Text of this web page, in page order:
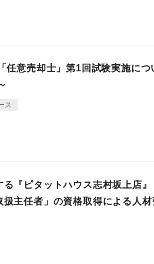
任意売却士」第1回試験実施につ
ス
『ピタットハウス志村坂上店』
主任者」の資格取得による人材